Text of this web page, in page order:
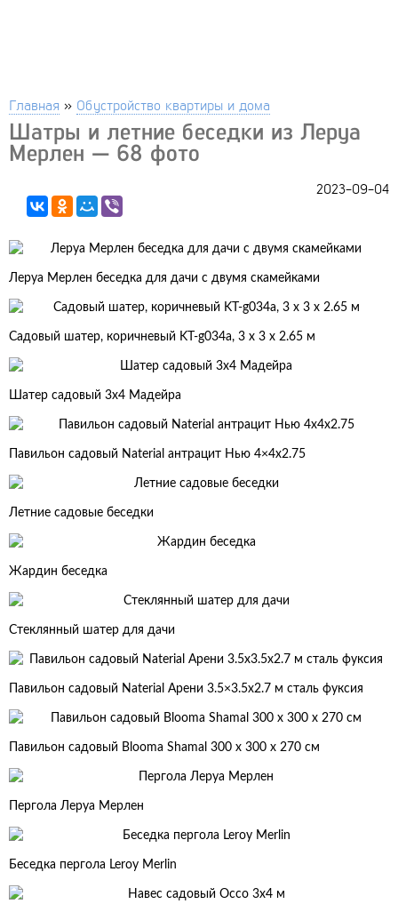
Главная » Обустройство квартиры и дома
Шатры и летние беседки из Леруа
Мерлен — 68 фото
2023-09-04
Леруа Мерлен беседка для дачи с двумя скамейками
Садовый шатер, коричневый KT-g034a, 3 х 3 х 2.65 м
Шатер садовый 3х4 Мадейра
Павильон садовый Naterial антрацит Нью 4×4х2.75
Летние садовые беседки
Жардин беседка
Стеклянный шатер для дачи
Павильон садовый Naterial Арени 3.5×3.5х2.7 м сталь фуксия
Павильон садовый Blooma Shamal 300 х 300 х 270 см
Пергола Леруа Мерлен
Беседка пергола Leroy Merlin